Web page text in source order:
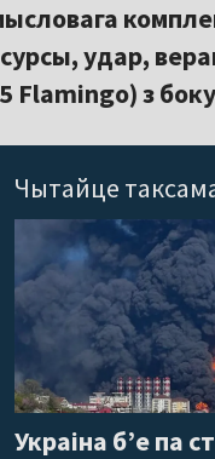
удар,
Flamingo) з
Чытайце
Украіна б’е па